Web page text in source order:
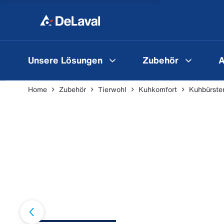
Unsere Lösungen Zubehör
Home Zubehör Tierwohl Kuhkomfort